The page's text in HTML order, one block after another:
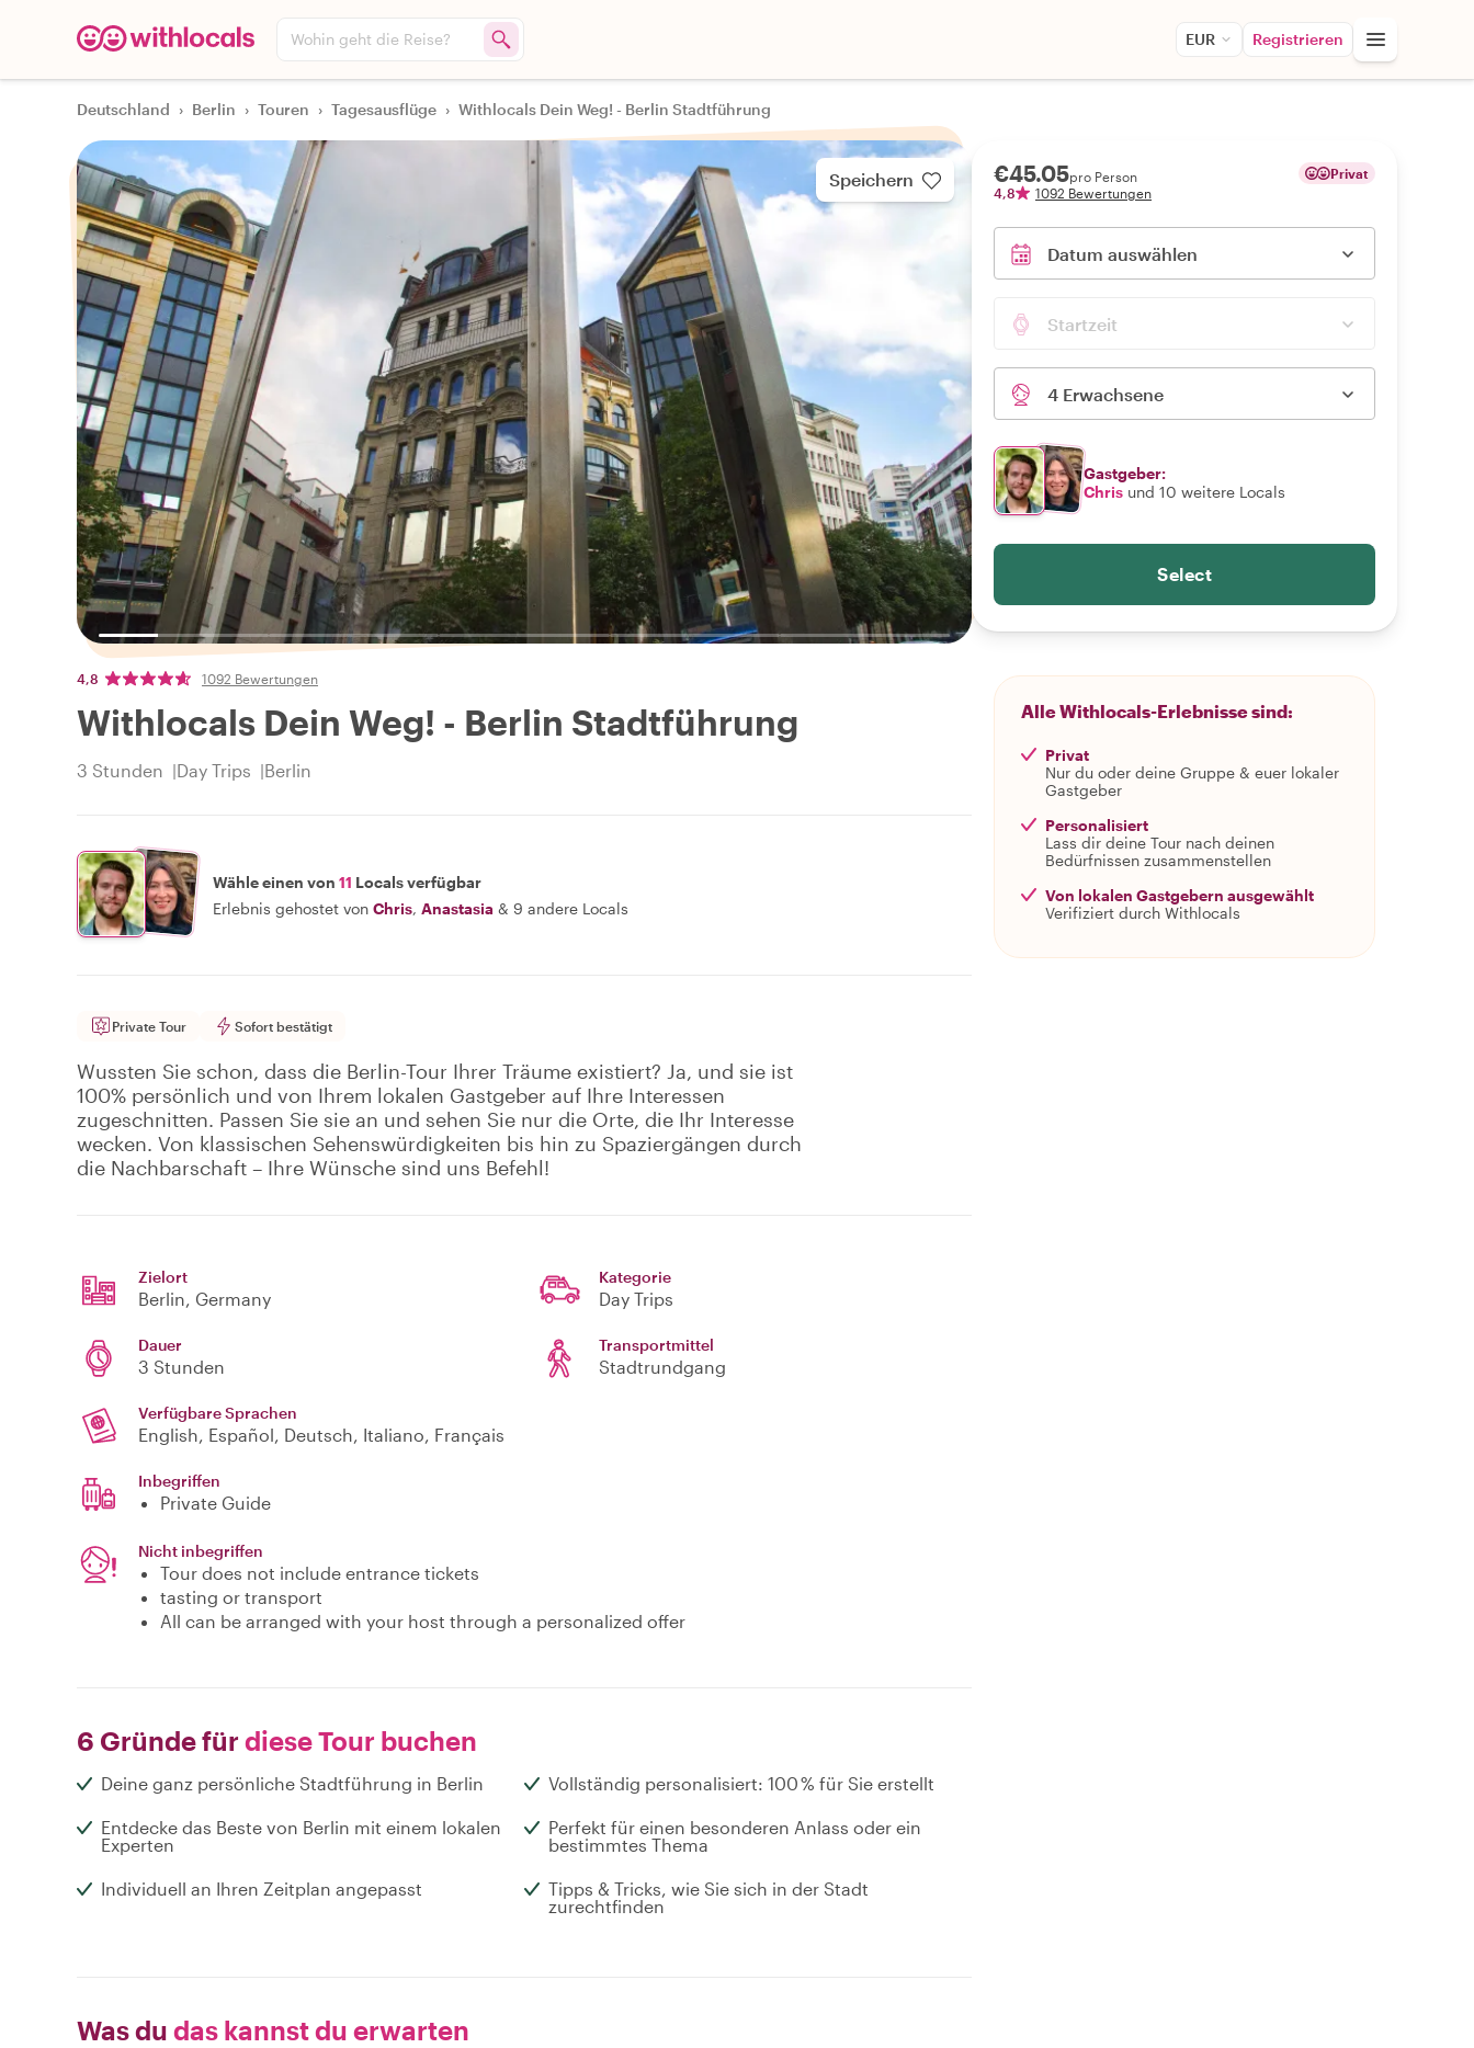
Wohin geht die Reise? EUR Registrieren
Deutschland › Berlin › Touren › Tagesausflüge › Withlocals Dein Weg! - Berlin Stadtführung
Speichern
4,8 1092 Bewertungen
Withlocals Dein Weg! - Berlin Stadtführung
3 Stunden Day Trips Berlin
Wähle einen von 11 Locals verfügbar
Erlebnis gehostet von Chris, Anastasia & 9 andere Locals
Private Tour Sofort bestätigt
Wussten Sie schon, dass die Berlin-Tour Ihrer Träume existiert? Ja, und sie ist
100% persönlich und von Ihrem lokalen Gastgeber auf Ihre Interessen
zugeschnitten. Passen Sie sie an und sehen Sie nur die Orte, die Ihr Interesse
wecken. Von klassischen Sehenswürdigkeiten bis hin zu Spaziergängen durch
die Nachbarschaft – Ihre Wünsche sind uns Befehl!
Zielort
Berlin, Germany
Kategorie
Day Trips
Dauer
3 Stunden
Transportmittel
Stadtrundgang
Verfügbare Sprachen
English, Español, Deutsch, Italiano, Français
Inbegriffen
Private Guide
Nicht inbegriffen
Tour does not include entrance tickets
tasting or transport
All can be arranged with your host through a personalized offer
6 Gründe für diese Tour buchen
Deine ganz persönliche Stadtführung in Berlin Vollständig personalisiert: 100 % für Sie erstellt
Entdecke das Beste von Berlin mit einem lokalen
Experten
Perfekt für einen besonderen Anlass oder ein
bestimmtes Thema
Individuell an Ihren Zeitplan angepasst
Tipps & Tricks, wie Sie sich in der Stadt
zurechtfinden
Was du das kannst du erwarten
€45.05pro Person
4,8
1092 Bewertungen
Privat
Datum auswählen
Startzeit
4 Erwachsene
Gastgeber:
Chris und 10 weitere Locals
Select
Alle Withlocals-Erlebnisse sind:
Privat
Nur du oder deine Gruppe & euer lokaler
Gastgeber
Personalisiert
Lass dir deine Tour nach deinen
Bedürfnissen zusammenstellen
Von lokalen Gastgebern ausgewählt
Verifiziert durch Withlocals